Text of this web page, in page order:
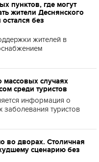
пунктов, где могут
жители Деснянского
без
жителей в
случаях
среди туристов
информация о
заболевания туристов
во дворах. Столичная
сценарию без